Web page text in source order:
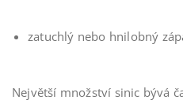
zatuchlý nebo hnilobný
Největší množství sinic bývá